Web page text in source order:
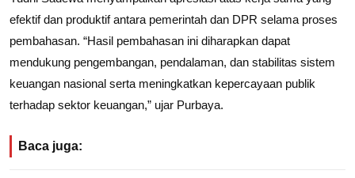
efektif dan produktif antara pemerintah dan DPR selama proses
pembahasan. “Hasil pembahasan ini diharapkan dapat
mendukung pengembangan, pendalaman, dan stabilitas sistem
keuangan nasional serta meningkatkan kepercayaan publik
terhadap sektor keuangan,” ujar Purbaya.
Baca juga: